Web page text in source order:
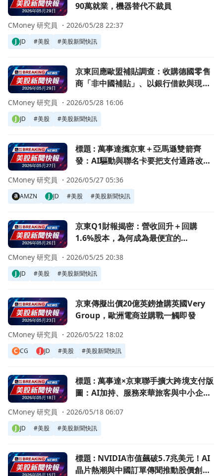
90萬就業，機器替代不裁員
J JD #美股 #美股新聞快訊
CMoney 研究員 ・2026/05/28 22:37
前往京東回應歐盟補貼調查：收購德國零售商「非中國補貼
京東回應歐盟補貼調查：收購德國零售
商「非中國補貼」、以銀行借款與現金
J JD #美股 #美股新聞快訊
CMoney 研究員 ・2026/05/28 16:06
前往標題 : 萬事達攜京東＋亞馬遜雙箭齊發：AI驅動與聯名
標題 : 萬事達攜京東＋亞馬遜雙箭齊
發：AI驅動與聯名卡要把支付通路改
AMZN J JD #美股 #美股新聞快訊
CMoney 研究員 ・2026/05/27 05:36
前往京東Q1財報揭密：營收回升＋回購1.6%股本，為何成
京東Q1財報揭密：營收回升＋回購
1.6%股本，為何成為最便宜的
J JD #美股 #美股新聞快訊
CMoney 研究員 ・2026/05/25 20:38
前往京東傳擬出價20億英鎊搶購英國Very Group，歐洲電商
京東傳擬出價20億英鎊搶購英國Very
Group，歐洲電商並購戰一觸即發
C CG J JD #美股 #美股新聞快訊
CMoney 研究員 ・2026/05/22 18:02
前往標題 : 萬事達×京東聯手擴大跨境支付版圖：AI加持、服
標題 : 萬事達×京東聯手擴大跨境支付版
圖：AI加持、服務來華旅客與中小企融
J JD #美股 #美股新聞快訊
CMoney 研究員 ・2026/05/18 06:07
前往標題 : NVIDIA市值飆破5.7兆美元！AI晶片熱潮與中國訂
標題 : NVIDIA市值飆破5.7兆美元！AI
晶片熱潮與中國訂單傳聞推動股價創新